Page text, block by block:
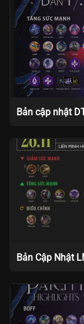
Bản cập nhật
Bản Cập Nhật